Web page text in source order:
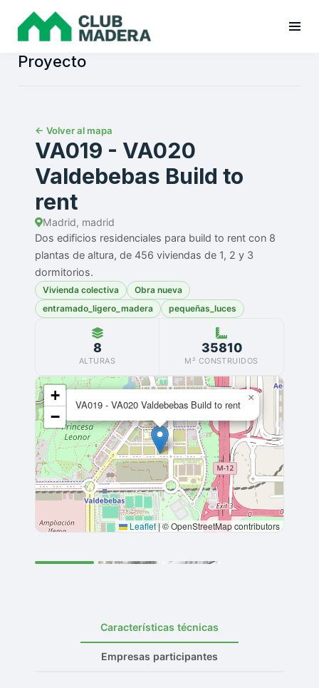
Proyecto
← Volver al mapa
VA019 - VA020
Valdebebas Build to
rent
Madrid, madrid
Dos edificios residenciales para build to rent con 8
plantas de altura, de 456 viviendas de 1, 2 y 3
dormitorios.
Vivienda colectiva
Obra nueva
entramado_ligero_madera
pequeñas_luces
8
ALTURAS
35810
M² CONSTRUIDOS
VA019 - VA020 Valdebebas Build to rent
×
+
−
Leaflet|© OpenStreetMap contributors
Características técnicas
Empresas participantes